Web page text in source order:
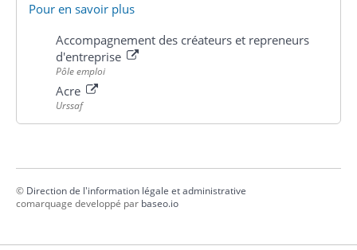
Pour en savoir plus
Accompagnement des créateurs et repreneurs
d'entreprise
Pôle emploi
Acre
Urssaf
© Direction de l'information légale et administrative
comarquage developpé par baseo.io